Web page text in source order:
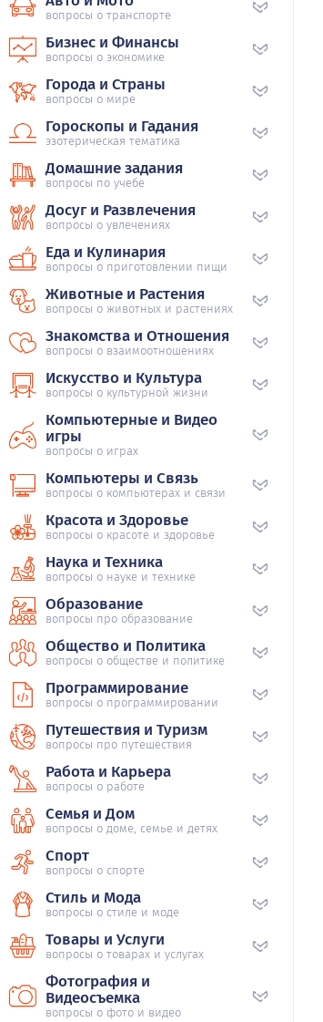
вопросы о транспорте
Бизнес и Финансы
вопросы о экономике
Города и Страны
вопросы о мире
Гороскопы и Гадания
эзотерическая тематика
Домашние задания
вопросы по учебе
Досуг и Развлечения
вопросы о увлечениях
Еда и Кулинария
вопросы о приготовлении пищи
Животные и Растения
вопросы о животных и растениях
Знакомства и Отношения
вопросы о взаимоотношениях
Искусство и Культура
вопросы о культурной жизни
Компьютерные и Видео
игры
вопросы о играх
Компьютеры и Связь
вопросы о компьютерах и связи
Красота и Здоровье
вопросы о красоте и здоровье
Наука и Техника
вопросы о науке и технике
Образование
вопросы про образование
Общество и Политика
вопросы о обществе и политике
Программирование
вопросы о программировании
Путешествия и Туризм
вопросы про путешествия
Работа и Карьера
вопросы о работе
Семья и Дом
вопросы о доме, семье и детях
Спорт
вопросы о спорте
Стиль и Мода
вопросы о стиле и моде
Товары и Услуги
вопросы о товарах и услугах
Фотография и
Видеосъемка
вопросы о фото и видео